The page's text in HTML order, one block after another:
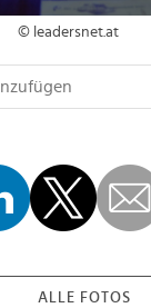
© leadersnet.at
ALLE FOTOS